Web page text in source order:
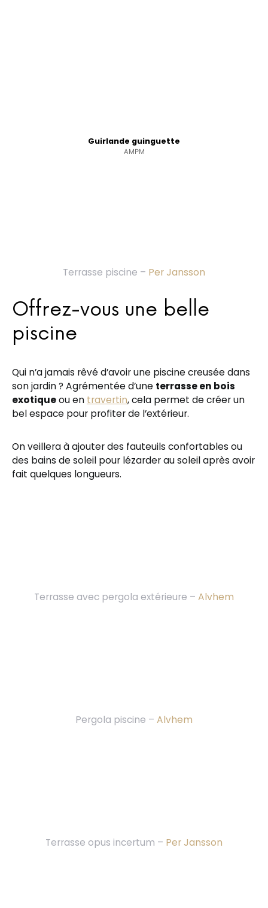
Guirlande guinguette
AMPM
Terrasse piscine – Per Jansson
Offrez-vous une belle
piscine
Qui n’a jamais rêvé d’avoir une piscine creusée dans
son jardin ? Agrémentée d’une terrasse en bois
exotiqueou en travertin, cela permet de créer un
bel espace pour profiter de l’extérieur.
On veillera à ajouter des fauteuils confortables ou
des bains de soleil pour lézarder au soleil après avoir
fait quelques longueurs.
Terrasse avec pergola extérieure – Alvhem
Pergola piscine – Alvhem
Terrasse opus incertum – Per Jansson